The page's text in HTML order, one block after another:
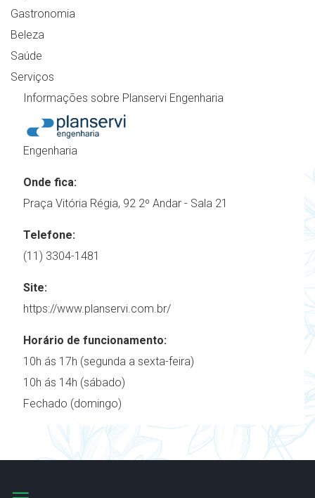
Gastronomia
Beleza
Saúde
Serviços
Informações sobre Planservi Engenharia
Engenharia
Onde fica:
Praça Vitória Régia, 92 2º Andar - Sala 21
Telefone:
(11) 3304-1481
Site:
https://www.planservi.com.br/
Horário de funcionamento:
10h ás 17h (segunda a sexta-feira)
10h ás 14h (sábado)
Fechado (domingo)